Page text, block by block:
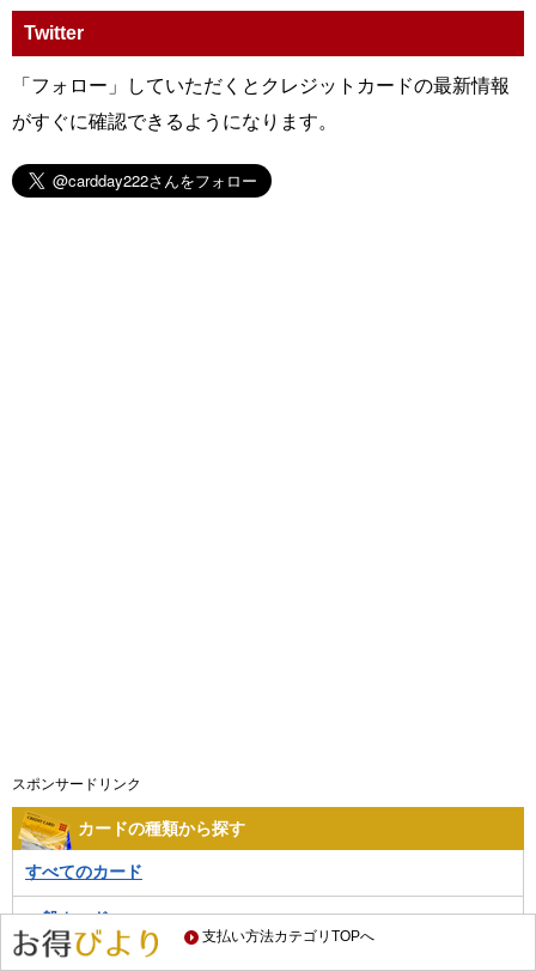
支払い方法カテゴリTOPへ
Twitter
「フォロー」していただくとクレジットカードの最新情報
がすぐに確認できるようになります。
スポンサードリンク
カードの種類から探す
すべてのカード
一般カード